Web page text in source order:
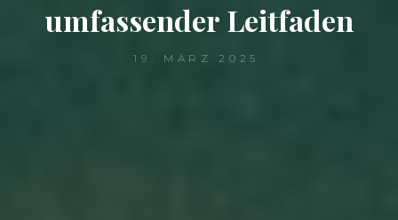
umfassender Leitfaden
19. MÄRZ 2025